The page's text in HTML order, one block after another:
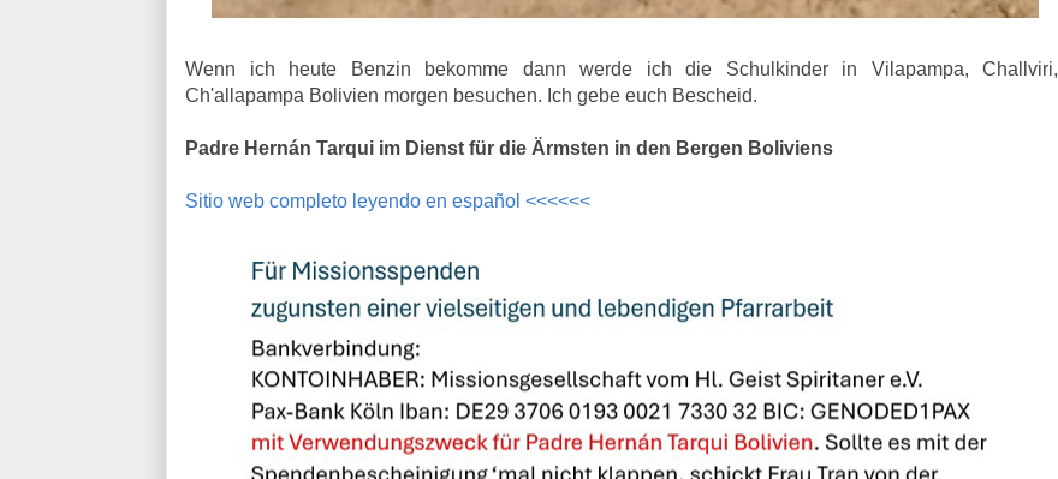
Wenn ich heute Benzin bekomme dann werde ich die Schulkinder in Vilapampa, Challviri,
Ch'allapampa Bolivien morgen besuchen. Ich gebe euch Bescheid.
Padre Hernán Tarqui im Dienst für die Ärmsten in den Bergen Boliviens
Sitio web completo leyendo en español <<<<<<